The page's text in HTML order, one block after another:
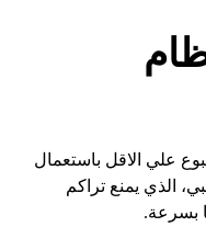
علي الاقل باستعمال
الذي يمنع تراكم
بسرعة.